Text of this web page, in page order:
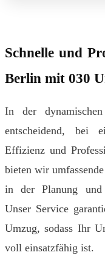
Schnelle und
Berlin mit 030
In der
entscheidend, bei
Effizienz und
bieten wir
in der Planung und
Unser Service
Umzug, sodass Ihr
voll einsatzfähig ist.